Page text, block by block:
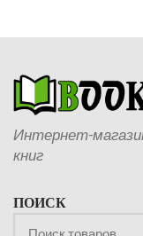
Интернет-
книг
ПОИСК